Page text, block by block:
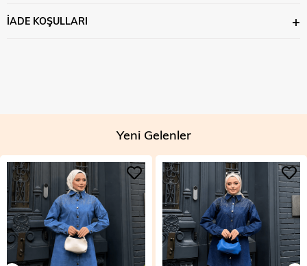
İADE KOŞULLARI
Yeni Gelenler